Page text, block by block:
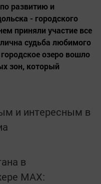
развитию и
- городского
приняли участие все
судьба любимого
озеро вошло
зон, который
и интересным в
в
MАХ: